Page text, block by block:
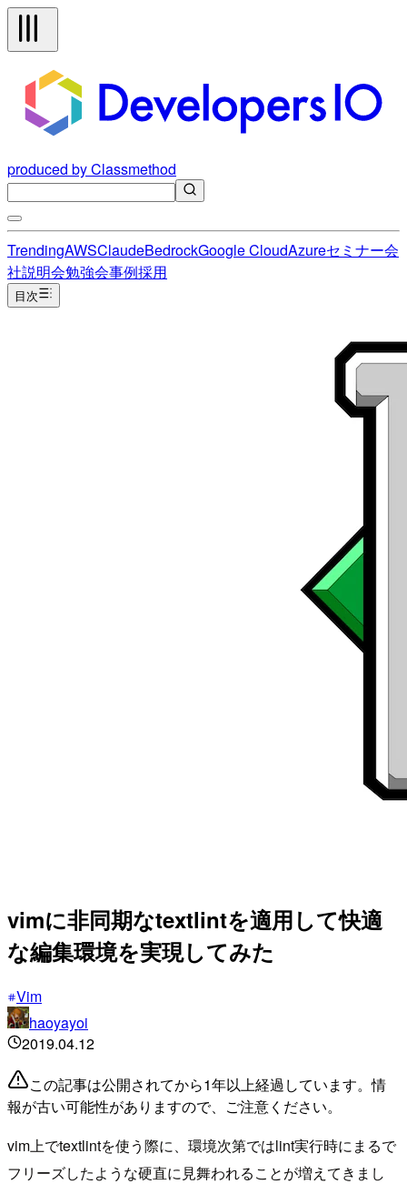
produced by Classmethod
TrendingAWSClaudeBedrockGoogle CloudAzureセミナー会
社説明会勉強会事例採用
目次
vimに非同期なtextlintを適用して快適
な編集環境を実現してみた
Vim
haoyayoi
2019.04.12
この記事は公開されてから1年以上経過しています。情
報が古い可能性がありますので、ご注意ください。
vim上でtextlintを使う際に、環境次第ではlint実行時にまるで
フリーズしたような硬直に見舞われることが増えてきまし